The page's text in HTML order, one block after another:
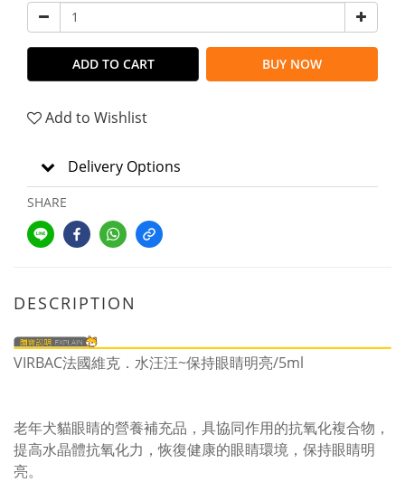
ADD TO CART BUY NOW
Add to Wishlist
Delivery Options
SHARE
DESCRIPTION
VIRBAC法國維克．水汪汪~保持眼睛明亮/5ml
老年犬貓眼睛的營養補充品，具協同作用的抗氧化複合物，
提高水晶體抗氧化力，恢復健康的眼睛環境，保持眼睛明
亮。